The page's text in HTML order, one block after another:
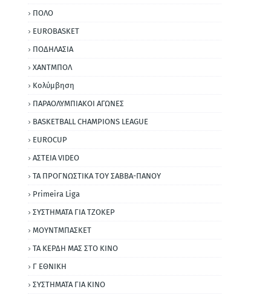
ΠΟΛΟ
EUROBASKET
ΠΟΔΗΛΑΣΙΑ
ΧΑΝΤΜΠΟΛ
Κολύμβηση
ΠΑΡΑΟΛΥΜΠΙΑΚΟΙ ΑΓΩΝΕΣ
BASKETBALL CHAMPIONS LEAGUE
EUROCUP
ΑΣΤΕΙΑ VIDEO
ΤΑ ΠΡΟΓΝΩΣΤΙΚΑ ΤΟΥ ΣΑΒΒΑ-ΠΑΝΟΥ
Primeira Liga
ΣΥΣΤΗΜΑΤΑ ΓΙΑ ΤΖΟΚΕΡ
ΜΟΥΝΤΜΠΑΣΚΕΤ
ΤΑ ΚΕΡΔΗ ΜΑΣ ΣΤΟ ΚΙΝΟ
Γ ΕΘΝΙΚΗ
ΣΥΣΤΗΜΑΤΑ ΓΙΑ ΚΙΝΟ